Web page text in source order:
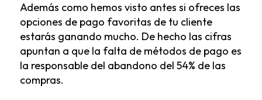
Además como hemos visto antes si ofreces las
opciones de pago favoritas de tu cliente
estarás ganando mucho. De hecho las cifras
apuntan a que la falta de métodos de pago es
la responsable del abandono del 54% de las
compras.